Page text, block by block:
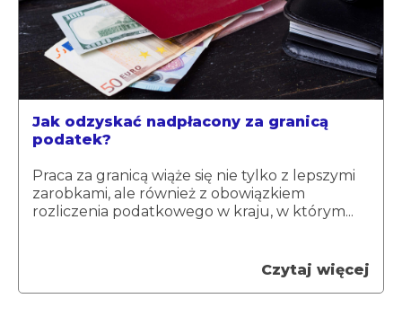
Jak odzyskać nadpłacony za granicą
podatek?
Praca za granicą wiąże się nie tylko z lepszymi
zarobkami, ale również z obowiązkiem
rozliczenia podatkowego w kraju, w którym...
Czytaj więcej